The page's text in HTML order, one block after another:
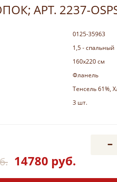
АРТ. 2237-
0125-35963
1,5 - спальный
160х220 см
Фланель
Тенсель 61%,
3 шт.
14780 руб.